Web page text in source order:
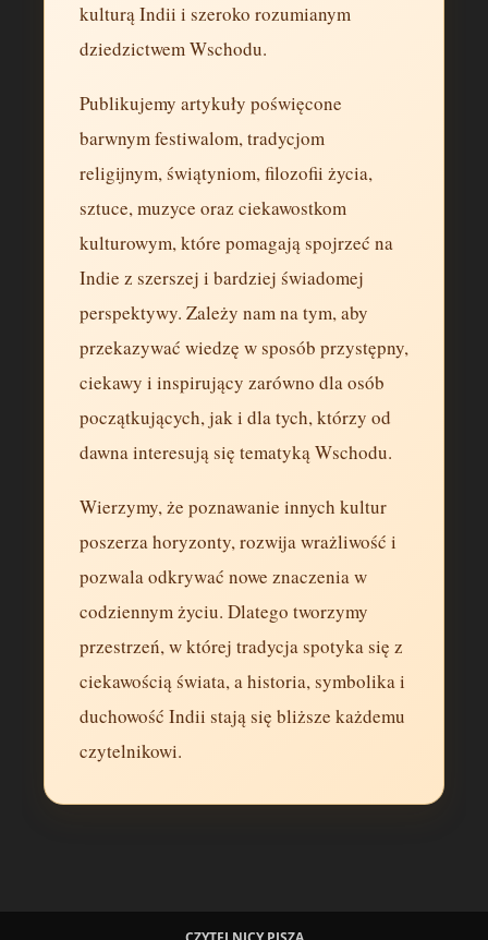
kulturą Indii i szeroko rozumianym
dziedzictwem Wschodu.
Publikujemy artykuły poświęcone
barwnym festiwalom, tradycjom
religijnym, świątyniom, filozofii życia,
sztuce, muzyce oraz ciekawostkom
kulturowym, które pomagają spojrzeć na
Indie z szerszej i bardziej świadomej
perspektywy. Zależy nam na tym, aby
przekazywać wiedzę w sposób przystępny,
ciekawy i inspirujący zarówno dla osób
początkujących, jak i dla tych, którzy od
dawna interesują się tematyką Wschodu.
Wierzymy, że poznawanie innych kultur
poszerza horyzonty, rozwija wrażliwość i
pozwala odkrywać nowe znaczenia w
codziennym życiu. Dlatego tworzymy
przestrzeń, w której tradycja spotyka się z
ciekawością świata, a historia, symbolika i
duchowość Indii stają się bliższe każdemu
czytelnikowi.